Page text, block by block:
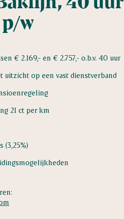
p/w
€ 2.169,- en € 2.757,- o.b.v. 40 uur
uitzicht op een vast dienstverband
21 ct per km
(3,25%)